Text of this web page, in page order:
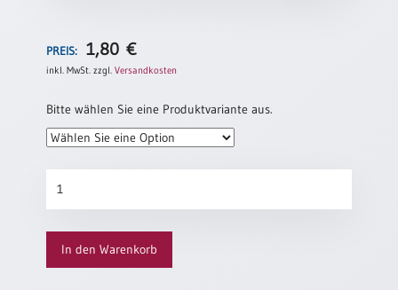
Hochzeitsjubiläum
Urkunden
Abendmahlszulassung
Kirchen(wieder)eintritt
PC-
Urkunden
PREIS: 1,80€
inkl. MwSt. zzgl.Versandkosten
Bitte wählen Sie eine Produktvariante aus.
„Hundertwasserkirche“
Menge
In den Warenkorb